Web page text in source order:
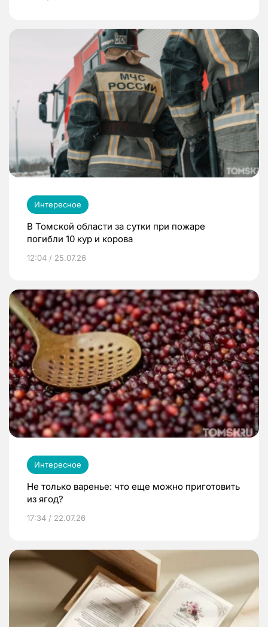
Интересное
В Томской области за сутки при пожаре
погибли 10 кур и корова
12:04 / 25.07.26
Интересное
Не только варенье: что еще можно приготовить
из ягод?
17:34 / 22.07.26